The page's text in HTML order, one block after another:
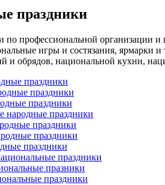
праздники
профессиональной организации и
игры и состязания, ярмарки
и обрядов, национальной кухни,
праздники
праздники
праздники
народные праздники
праздники
праздники
праздники
праздники
празники
праздники